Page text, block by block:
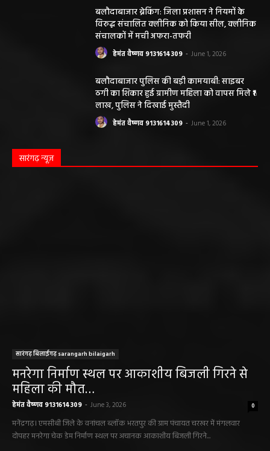
बलौदाबाजार ब्रेकिंग: जिला प्रशासन ने नियमों के
विरुद्ध संचालित क्लीनिक को किया सील, क्लीनिक
संचालकों में मची अफरा-तफरी
हेमंत वैष्णव 9131614309 - June 1, 2026
बलौदाबाजार पुलिस की बड़ी कामयाबी: साइबर
ठगी का शिकार हुई ग्रामीण महिला को वापस मिले ₹1
लाख, पुलिस ने दिखाई मुस्तैदी
हेमंत वैष्णव 9131614309 - June 1, 2026
सारंगढ़ न्यूज़
सारंगढ़ बिलाईगढ़ sarangarh bilaigarh
मनरेगा निर्माण स्थल पर आकाशीय बिजली गिरने से
महिला की मौत…
हेमंत वैष्णव 9131614309 - June 3, 2026 0
मनेंद्रगढ़। एमसीबी जिले के वनांचल ब्लॉक भरतपुर की ग्राम पंचायत चरखर में मंगलवार
दोपहर मनरेगा चेक डेम निर्माण स्थल पर अचानक आकाशीय बिजली गिरने...